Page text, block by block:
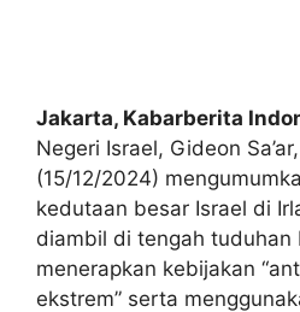
Jakarta, Kabarberita
Negeri Israel, Gideon
(15/12/2024)
kedutaan besar Israel di
diambil di tengah tuduhan
menerapkan kebijakan
ekstrem” serta